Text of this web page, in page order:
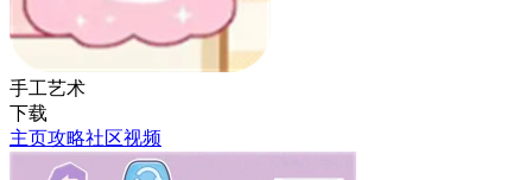
手工艺术
下载
主页攻略社区视频